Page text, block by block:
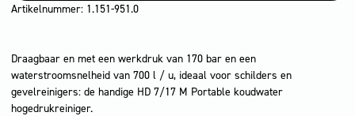
Artikelnummer: 1.151-951.0
Draagbaar en met een werkdruk van 170 bar en een
waterstroomsnelheid van 700 l / u, ideaal voor schilders en
gevelreinigers: de handige HD 7/17 M Portable koudwater
hogedrukreiniger.